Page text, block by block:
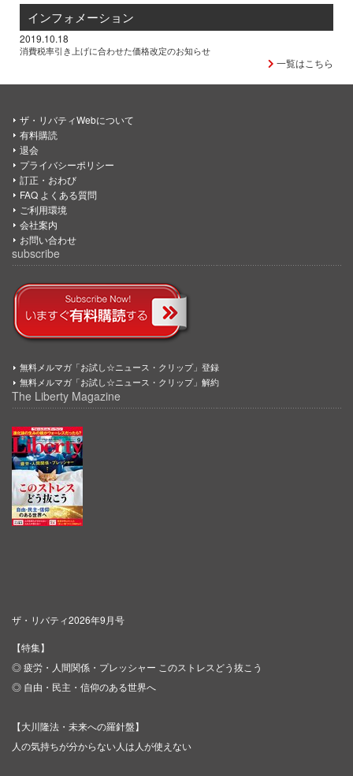
インフォメーション
2019.10.18
消費税率引き上げに合わせた価格改定のお知らせ
一覧はこちら
ザ・リバティWebについて
有料購読
退会
プライバシーポリシー
訂正・おわび
FAQ よくある質問
ご利用環境
会社案内
お問い合わせ
subscribe
無料メルマガ「お試し☆ニュース・クリップ」登録
無料メルマガ「お試し☆ニュース・クリップ」解約
The Liberty Magazine
ザ・リバティ2026年9月号
【特集】
◎ 疲労・人間関係・プレッシャー このストレスどう抜こう
◎ 自由・民主・信仰のある世界へ
【大川隆法・未来への羅針盤】
人の気持ちが分からない人は人が使えない